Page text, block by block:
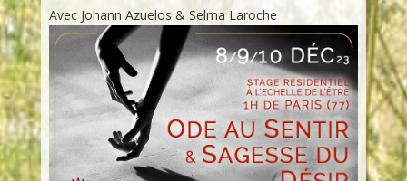
Avec Johann Azuelos & Selma Laroche